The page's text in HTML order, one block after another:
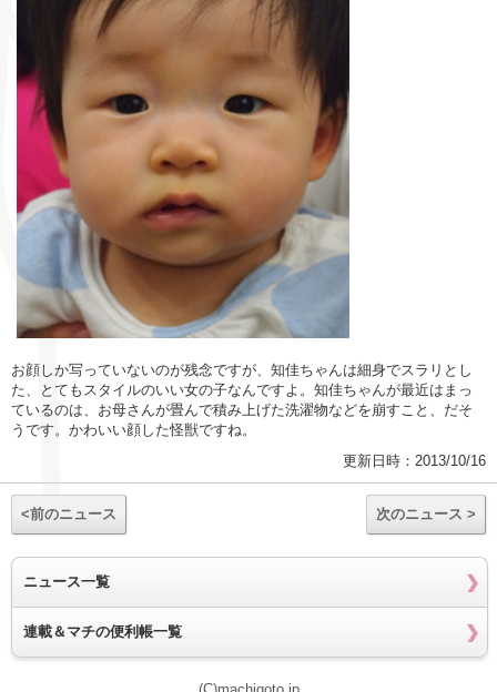
お顔しか写っていないのが残念ですが、知佳ちゃんは細身でスラリとし
た、とてもスタイルのいい女の子なんですよ。知佳ちゃんが最近はまっ
ているのは、お母さんが畳んで積み上げた洗濯物などを崩すこと、だそ
うです。かわいい顔した怪獣ですね。
更新日時：2013/10/16
<前のニュース 次のニュース >
ニュース一覧
連載＆マチの便利帳一覧